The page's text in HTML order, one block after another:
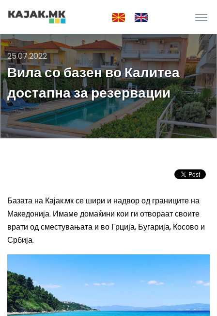
25.07.2022
Вила со базен во Калитеа
достапна за резервации
Базата на Кајак.мк се шири и надвор од границите на
Македонија. Имаме домаќини кои ги отвораат своите
врати од сместувањата и во Грција, Бугарија, Косово и
Србија.